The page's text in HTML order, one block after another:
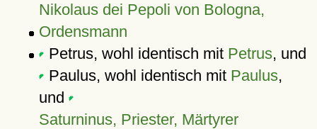
Nikolaus dei Pepoli von Bologna,
Ordensmann
Petrus, wohl identisch mit Petrus, und
Paulus, wohl identisch mit Paulus,
und
Saturninus, Priester, Märtyrer